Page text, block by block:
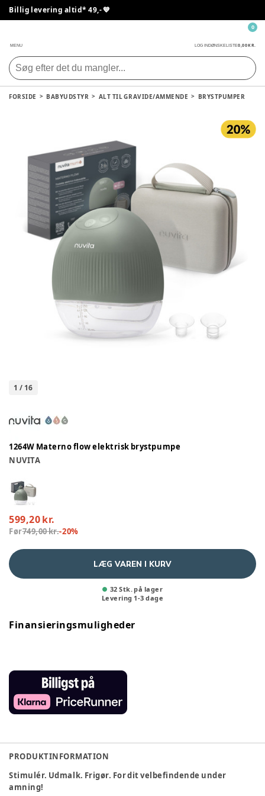
Billig levering altid* 49,- 💙
MENU LOG INDØNSKELISTE0,00 KR.
0
FORSIDE BABYUDSTYR ALT TIL GRAVIDE/AMMENDE BRYSTPUMPER
1 / 16
1264W Materno flow elektrisk brystpumpe
NUVITA
599,20 kr.
Før749,00 kr.-20%
LÆG VAREN I KURV
32 Stk. på lager
Levering 1-3 dage
Finansieringsmuligheder
PRODUKTINFORMATION
Stimulér. Udmalk. Frigør. For dit velbefindende under
amning!